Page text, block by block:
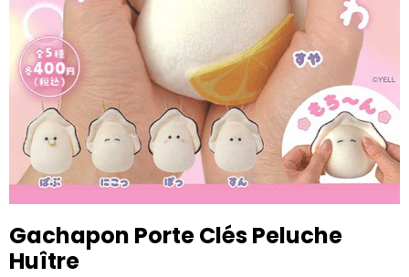
Gachapon Porte Clés Peluche
Huître